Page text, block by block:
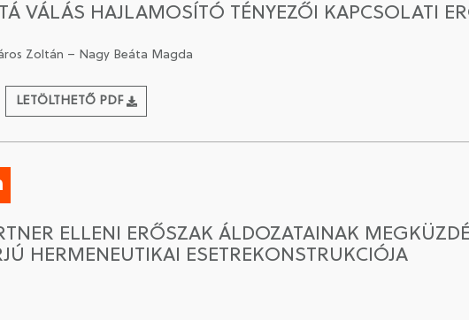
VÁLÁS HAJLAMOSÍTÓ TÉNYEZŐI KAPCSOLATI
Zoltán – Nagy Beáta Magda
LETÖLTHETŐ PDF
ELLENI ERŐSZAK ÁLDOZATAINAK
HERMENEUTIKAI ESETREKONSTRUKCIÓJA